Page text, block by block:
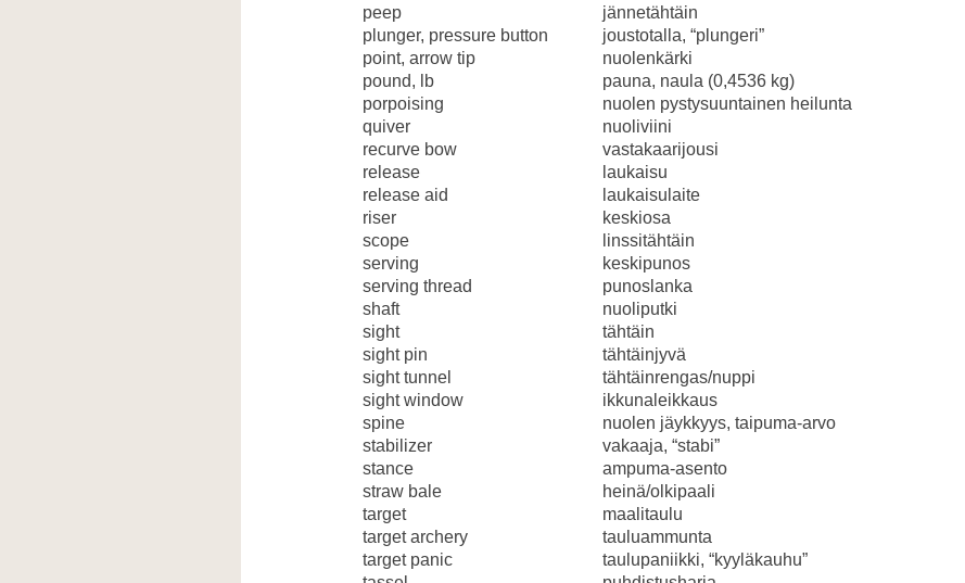
peep
jännetähtäin
plunger, pressure button
joustotalla, “plungeri”
point, arrow tip
nuolenkärki
pound, lb
pauna, naula (0,4536 kg)
porpoising
nuolen pystysuuntainen heilunta
quiver
nuoliviini
recurve bow
vastakaarijousi
release
laukaisu
release aid
laukaisulaite
riser
keskiosa
scope
linssitähtäin
serving
keskipunos
serving thread
punoslanka
shaft
nuoliputki
sight
tähtäin
sight pin
tähtäinjyvä
sight tunnel
tähtäinrengas/nuppi
sight window
ikkunaleikkaus
spine
nuolen jäykkyys, taipuma-arvo
stabilizer
vakaaja, “stabi”
stance
ampuma-asento
straw bale
heinä/olkipaali
target
maalitaulu
target archery
tauluammunta
target panic
taulupaniikki, “kyyläkauhu”